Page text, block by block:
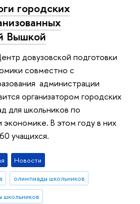
городских
Вышкой
довузовской подготовки
совместно с
администрации
организатором городских
для школьников по
экономике. В этом году в них
учащихся.
Новости
олимпиады школьников